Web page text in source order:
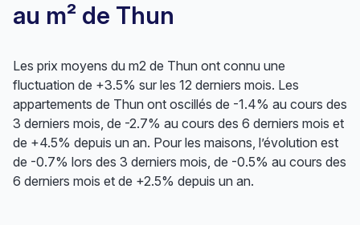
au m² de Thun
Les prix moyens du m2 de Thun ont connu une
fluctuation de +3.5% sur les 12 derniers mois. Les
appartements de Thun ont oscillés de -1.4% au cours des
3 derniers mois, de -2.7% au cours des 6 derniers mois et
de +4.5% depuis un an. Pour les maisons, l’évolution est
de -0.7% lors des 3 derniers mois, de -0.5% au cours des
6 derniers mois et de +2.5% depuis un an.